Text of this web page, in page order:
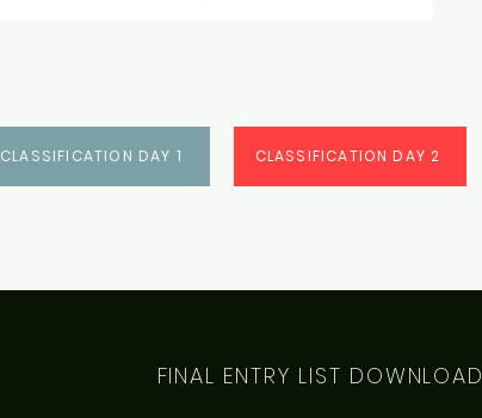
CLASSIFICATION DAY 1 CLASSIFICATION DAY 2
FINAL ENTRY LIST DOWNLOAD